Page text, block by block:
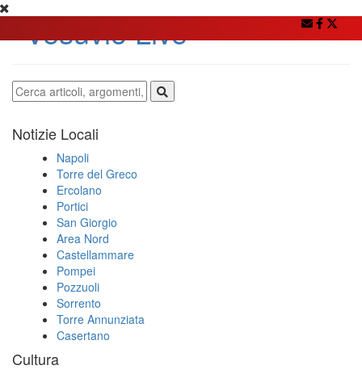
Notizie Locali
Napoli
Torre del Greco
Ercolano
Portici
San Giorgio
Area Nord
Castellammare
Pompei
Pozzuoli
Sorrento
Torre Annunziata
Casertano
Cultura